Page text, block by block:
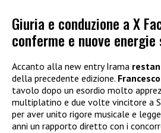
Giuria e conduzione a X
conferme e nuove energie
Accanto alla new entry Irama
della precedente edizione.
tavolo dopo un esordio molto
multiplatino e due volte vincitore a
per aver unito rigore musicale e
anni un rapporto diretto con i